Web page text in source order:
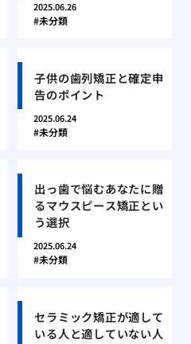
2025.06.26
未分類
子供の歯列矯正と確定申
告のポイント
2025.06.24
未分類
出っ歯で悩むあなたに贈
るマウスピース矯正とい
う選択
2025.06.24
未分類
セラミック矯正が適して
いる人と適していない人